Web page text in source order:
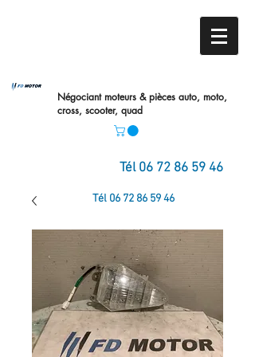
Négociant moteurs & pièces auto, moto,
cross, scooter, quad
Tél 06 72 86 59 46
Tél 06 72 86 59 46